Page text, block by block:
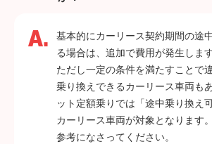
基本的にカーリース契約期間の途
る場合は、追加で費用が発生します
ただし一定の条件を満たすことで
乗り換えできるカーリース車両も
ット定額乗りでは「途中乗り換え
カーリース車両が対象となります
参考になさってください。